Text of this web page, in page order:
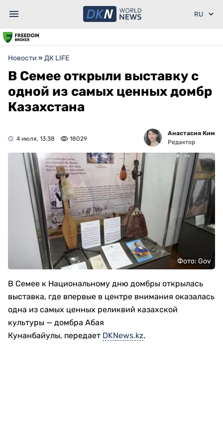
Новости » ДК LIFE
В Семее открыли выставку с
одной из самых ценных домбр
Казахстана
4 июля, 13:38 18029
Анастасия Ким
Редактор
Фото: Gov
В Семее к Национальному дню домбры открылась
выставка, где впервые в центре внимания оказалась
одна из самых ценных реликвий казахской
культуры — домбра Абая
Кунанбайулы, передает DKNews.kz.